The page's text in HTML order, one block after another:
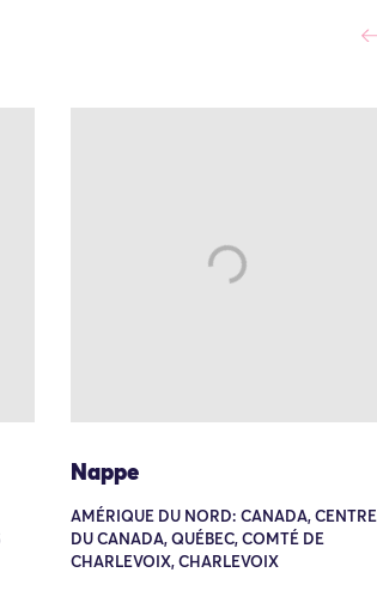
Nappe
AMÉRIQUE DU NORD: CANADA, CENTRE
DU CANADA, QUÉBEC, COMTÉ DE
CHARLEVOIX, CHARLEVOIX